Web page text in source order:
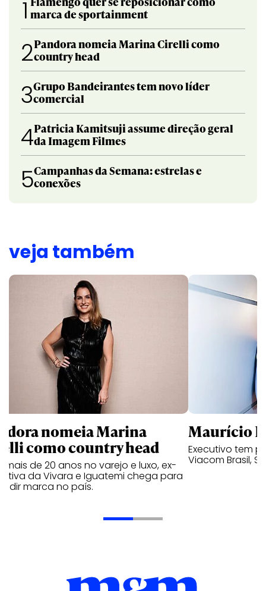
1 marca de sportainment
2Pandora nomeia Marina Cirelli como
country head
3Grupo Bandeirantes tem novo líder
comercial
4Patricia Kamitsuji assume direção geral
da Imagem Filmes
5Campanhas da Semana: estrelas e
conexões
veja também
nomeia Marina
como country head
mais de 20 anos no varejo e luxo, ex-
da Vivara e Iguatemi chega para
marca no país.
Maurício
Executivo tem
Viacom Brasil,